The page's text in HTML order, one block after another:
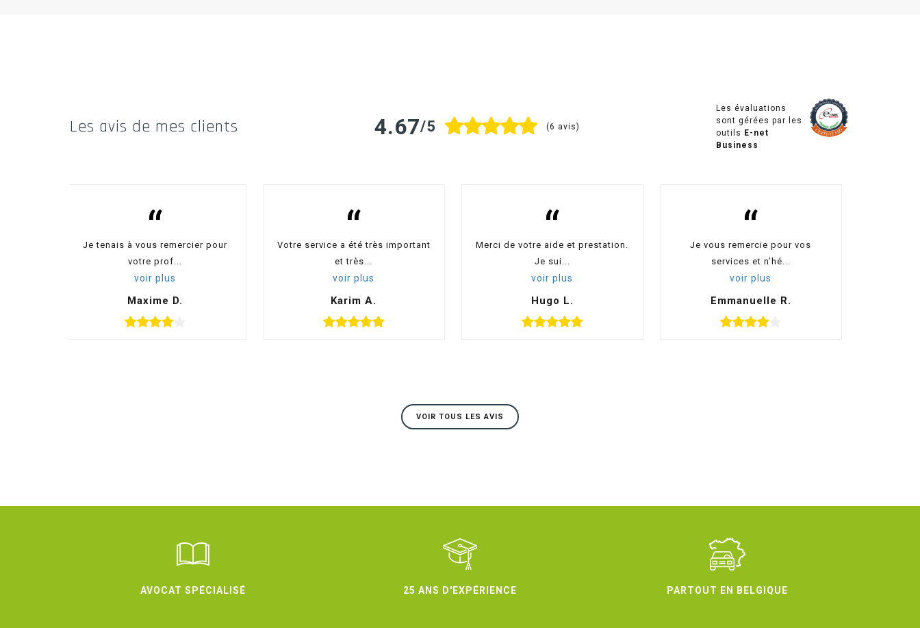
Les avis de mes clients 4.67/5 (6 avis)
Les évaluations
sont gérées par les
outils E-net
Business
“
Je tenais à vous remercier pour
votre prof...
voir plus
Maxime D.
“
Votre service a été très important
et très...
voir plus
Karim A.
“
Merci de votre aide et prestation.
Je sui...
voir plus
Hugo L.
“
Je vous remercie pour vos
services et n’hé...
voir plus
Emmanuelle R.
VOIR TOUS LES AVIS
AVOCAT SPÉCIALISÉ 25 ANS D'EXPÉRIENCE PARTOUT EN BELGIQUE